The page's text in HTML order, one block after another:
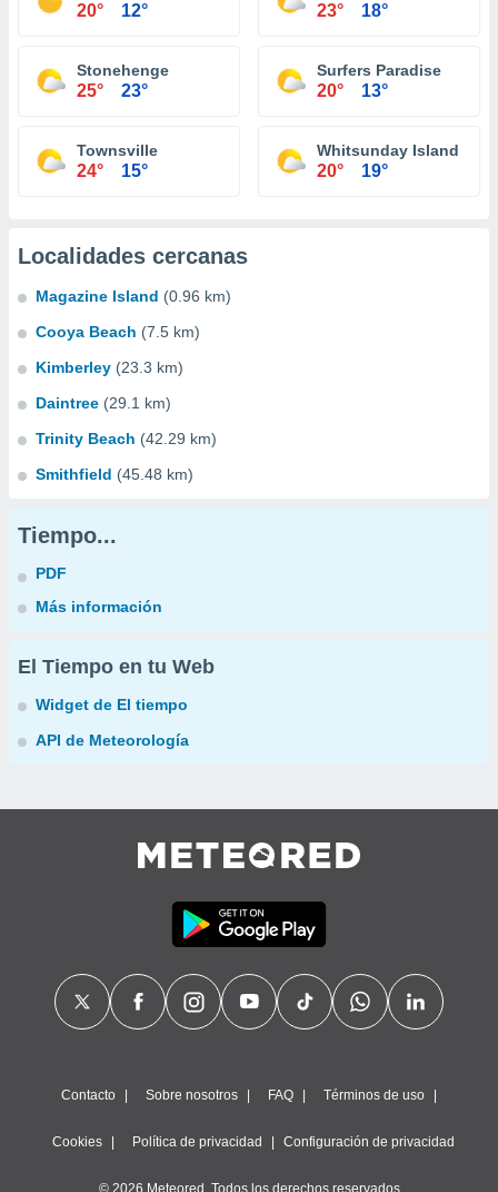
20° 12° 23° 18°
Stonehenge
25° 23°
Surfers Paradise
20° 13°
Townsville
24° 15°
Whitsunday Island
20° 19°
Localidades cercanas
Magazine Island (0.96 km)
Cooya Beach (7.5 km)
Kimberley (23.3 km)
Daintree (29.1 km)
Trinity Beach (42.29 km)
Smithfield (45.48 km)
Tiempo...
PDF
Más información
El Tiempo en tu Web
Widget de El tiempo
API de Meteorología
Contacto Sobre nosotros FAQ Términos de uso
Cookies Política de privacidad Configuración de privacidad
© 2026 Meteored. Todos los derechos reservados